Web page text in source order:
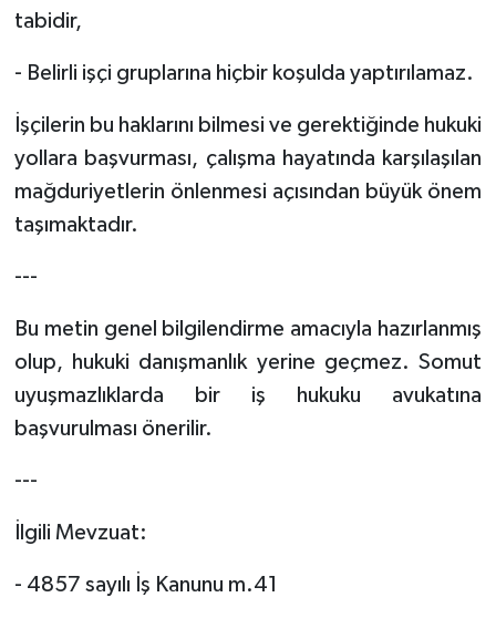
tabidir,
- Belirli işçi gruplarına hiçbir koşulda yaptırılamaz.
İşçilerin bu haklarını bilmesi ve gerektiğinde hukuki
yollara başvurması, çalışma hayatında karşılaşılan
mağduriyetlerin önlenmesi açısından büyük önem
taşımaktadır.
---
Bu metin genel bilgilendirme amacıyla hazırlanmış
olup, hukuki danışmanlık yerine geçmez. Somut
uyuşmazlıklarda bir iş hukuku avukatına
başvurulması önerilir.
---
İlgili Mevzuat:
- 4857 sayılı İş Kanunu m.41